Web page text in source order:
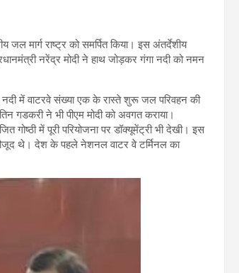
मार्ग राष्ट्र को समर्पित किया। इस अंतर्देशीय
नरेंद्र मोदी ने हाथ जोड़कर गंगा नदी को नमन
में वाटरवे संख्या एक के रास्ते शुरू जल परिवहन की
गडकरी ने भी पीएम मोदी को अवगत कराया।
गोष्ठी में पूरी परियोजना पर डॉक्यूमेंट्री भी देखी। इस
थे। देश के पहले नेशनल वाटर वे टर्मिनल का